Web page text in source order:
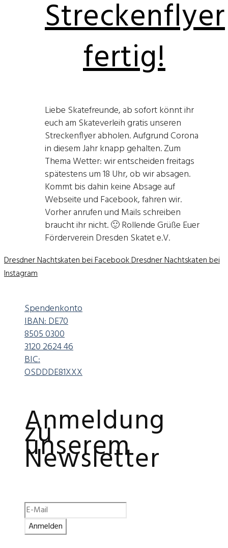
Streckenflyer
fertig!
Liebe Skatefreunde, ab sofort könnt ihr
euch am Skateverleih gratis unseren
Streckenflyer abholen. Aufgrund Corona
in diesem Jahr knapp gehalten. Zum
Thema Wetter: wir entscheiden freitags
spätestens um 18 Uhr, ob wir absagen.
Kommt bis dahin keine Absage auf
Webseite und Facebook, fahren wir.
Vorher anrufen und Mails schreiben
braucht ihr nicht. 🙂 Rollende Grüße Euer
Förderverein Dresden Skatet e.V.
Dresdner Nachtskaten bei FacebookDresdner Nachtskaten bei
Instagram
Spendenkonto
IBAN: DE70
8505 0300
3120 2624 46
BIC:
OSDDDE81XXX
Anmeldung
zu
unserem
Newsletter